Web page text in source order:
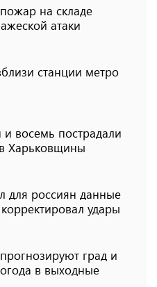
на складе
атаки
станции метро
восемь пострадали
Харьковщины
для россиян данные
удары
град и
в выходные